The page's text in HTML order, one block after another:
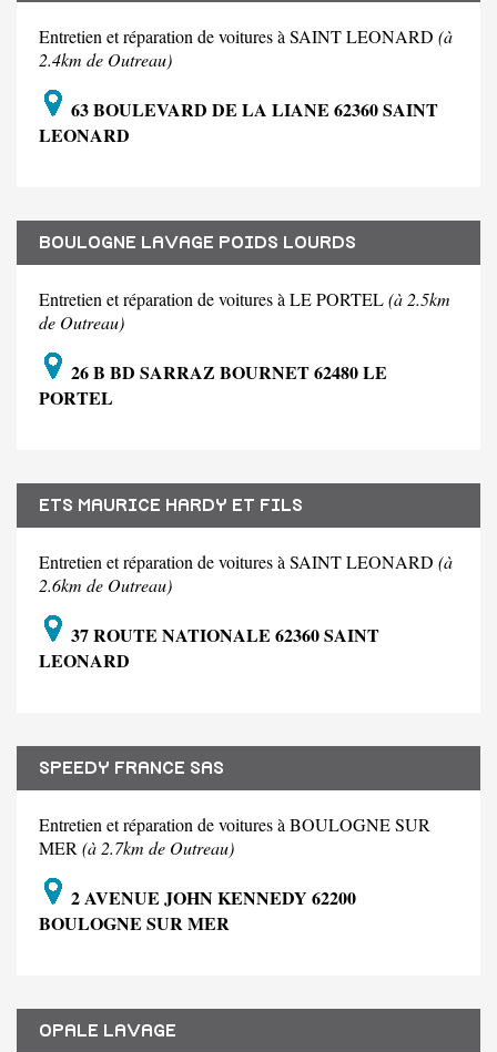
Entretien et réparation de voitures à SAINT LEONARD (à
2.4km de Outreau)
63 BOULEVARD DE LA LIANE 62360 SAINT
LEONARD
BOULOGNE LAVAGE POIDS LOURDS
Entretien et réparation de voitures à LE PORTEL(à 2.5km
de Outreau)
26 B BD SARRAZ BOURNET 62480 LE
PORTEL
ETS MAURICE HARDY ET FILS
Entretien et réparation de voitures à SAINT LEONARD (à
2.6km de Outreau)
37 ROUTE NATIONALE 62360 SAINT
LEONARD
SPEEDY FRANCE SAS
Entretien et réparation de voitures à BOULOGNE SUR
MER(à 2.7km de Outreau)
2 AVENUE JOHN KENNEDY 62200
BOULOGNE SUR MER
OPALE LAVAGE